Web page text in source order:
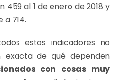
459 al 1 de enero de 2018 y
a 714.
estos indicadores no
exacta de qué dependen
con cosas muy